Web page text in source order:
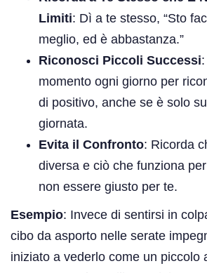
Limiti: Dì a te stesso, “Sto
meglio, ed è abbastanza.”
Riconosci Piccoli Successi
momento ogni giorno per
di positivo, anche se è solo
giornata.
Evita il Confronto: Ricorda
diversa e ciò che funziona
non essere giusto per te.
Esempio: Invece di sentirsi in
cibo da asporto nelle serate
iniziato a vederlo come un piccolo